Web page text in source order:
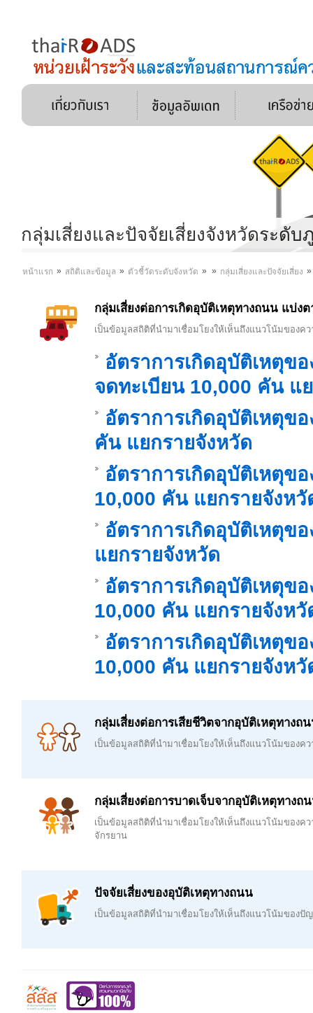
กลุ่มเสี่ยงและปัจจัยเสี่ยงจังหวัดระดับ
หน้าแรก » สถิติและข้อมูล » ตัวชี้วัดระดับจังหวัด » » กลุ่มเสี่ยงและปัจจัยเสี่ยง
กลุ่มเสี่ยงต่อการเกิดอุบัติเหตุทางถนน แบ่ง
เป็นข้อมูลสถิติที่นำมาเชื่อมโยงให้เห็นถึงแนวโน้มของค
อัตราการเกิดอุบัติเหตุข
จดทะเบียน 10,000 คัน แ
อัตราการเกิดอุบัติเหตุข
คัน แยกรายจังหวัด
อัตราการเกิดอุบัติเหตุข
10,000 คัน แยกรายจังหวั
อัตราการเกิดอุบัติเหตุข
แยกรายจังหวัด
อัตราการเกิดอุบัติเหตุข
10,000 คัน แยกรายจังหวั
อัตราการเกิดอุบัติเหตุข
10,000 คัน แยกรายจังหวั
กลุ่มเสี่ยงต่อการเสียชีวิตจากอุบัติเหตุทางถ
เป็นข้อมูลสถิติที่นำมาเชื่อมโยงให้เห็นถึงแนวโน้มของค
กลุ่มเสี่ยงต่อการบาดเจ็บจากอุบัติเหตุทาง
เป็นข้อมูลสถิติที่นำมาเชื่อมโยงให้เห็นถึงแนวโน้มของค
จักรยาน
ปัจจัยเสี่ยงของอุบัติเหตุทางถนน
เป็นข้อมูลสถิติที่นำมาเชื่อมโยงให้เห็นถึงแนวโน้มของปั